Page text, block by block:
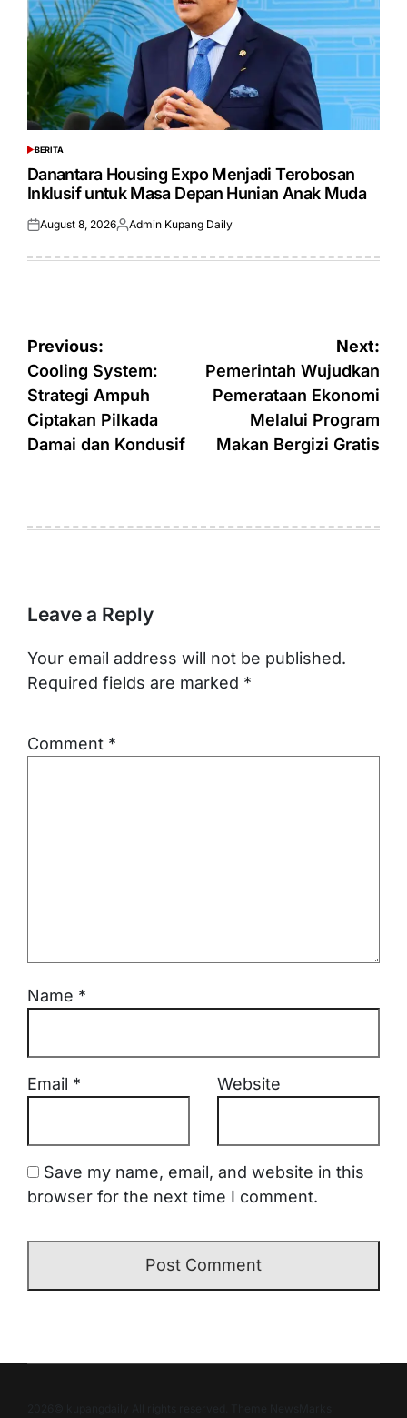
POSTED
IN
BERITA
Danantara Housing Expo Menjadi Terobosan
Inklusif untuk Masa Depan Hunian Anak Muda
Posted
August 8, 2026Posted
Admin Kupang Daily
Post
navigation
Previous:
Cooling System:
Strategi Ampuh
Ciptakan Pilkada
Damai dan Kondusif
Next:
Pemerintah Wujudkan
Pemerataan Ekonomi
Melalui Program
Makan Bergizi Gratis
Leave a Reply
Your email address will not be published.
Required fields are marked *
Comment *
Name *
Email * Website
Save my name, email, and website in this
browser for the next time I comment.